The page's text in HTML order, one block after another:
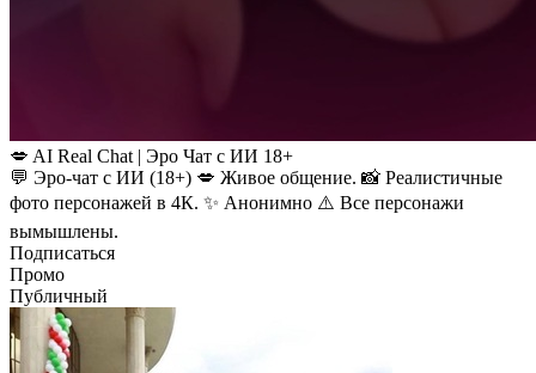
💋 AI Real Chat | Эро Чат с ИИ 18+
💬 Эро-чат с ИИ (18+) 💋 Живое общение. 📸 Реалистичные
фото персонажей в 4К. ✨ Анонимно ⚠️ Все персонажи
вымышлены.
Подписаться
Промо
Публичный